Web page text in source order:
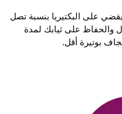
على البكتيريا بنسبة تصل
والحفاظ على ثيابك لمدة
بوتيرة أقل.